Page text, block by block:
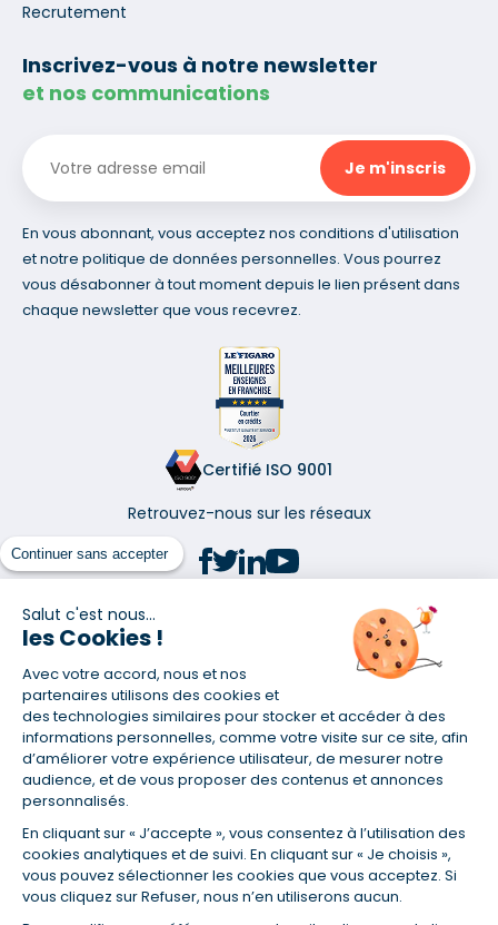
Continuer sans accepter
Salut c'est nous...
les Cookies !
Avec votre accord, nous et nos
partenaires utilisons des cookies et
des technologies similaires pour stocker et accéder à des
informations personnelles, comme votre visite sur ce site, afin
d’améliorer votre expérience utilisateur, de mesurer notre
audience, et de vous proposer des contenus et annonces
personnalisés.
En cliquant sur « J’accepte », vous consentez à l’utilisation des
cookies analytiques et de suivi. En cliquant sur « Je choisis »,
vous pouvez sélectionner les cookies que vous acceptez. Si
vous cliquez sur Refuser, nous n’en utiliserons aucun.
Recrutement
Inscrivez-vous à notre newsletter
et nos communications
En vous abonnant, vous acceptez nos conditions d'utilisation
et notre politique de données personnelles. Vous pourrez
vous désabonner à tout moment depuis le lien présent dans
chaque newsletter que vous recevrez.
Certifié ISO 9001
Retrouvez-nous sur les réseaux
(1) Taux fixe national hors assurance et selon votre profil
(2) Économie de 65 % pour l'assurance d'un prêt amortissable de 330
457,23 € à 0,90 % sur 19,5 ans, accordé à un salarié non cadre assuré à
100 % (décès, PTIA, IPP, ITT, IPP) âgé de 36 ans fumeur et une personne
salariée non cadre assurée à 100 % (décès, PTIA, IPP, ITT, IPP) âgée de 35
ans et non-fumeur, tous deux sans risque médical connu. Au
14/07/2019, coût de l'assurance proposée par la banque 179,08 €/mois
en moyenne contre 64,60 €/mois en moyenne au 14/07/2022 avec
Empruntis.com (TAEA : 0,44 %, coût total de l'assurance : 15 117,65 €).
(3) Taux minimum pour un crédit consommation d'un montant fixé entre
5 000 et 20 000 euros, selon profil et durée.
(4) La diminution du montant des mensualités entraîne l'allongement
de la durée de remboursement ainsi que la hausse du coût total du